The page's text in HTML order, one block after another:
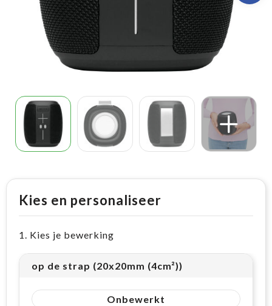
Kies en personaliseer
1. Kies je bewerking
op de strap (20x20mm (4cm²))
Onbewerkt